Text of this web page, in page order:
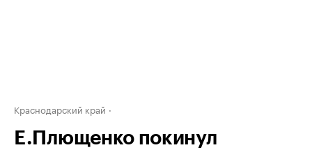
Краснодарский край
Е.Плющенко покинул